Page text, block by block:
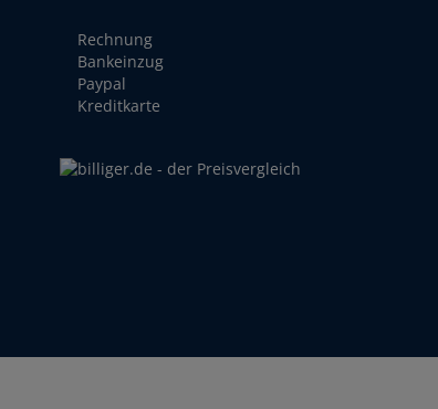
Rechnung
Bankeinzug
Paypal
Kreditkarte